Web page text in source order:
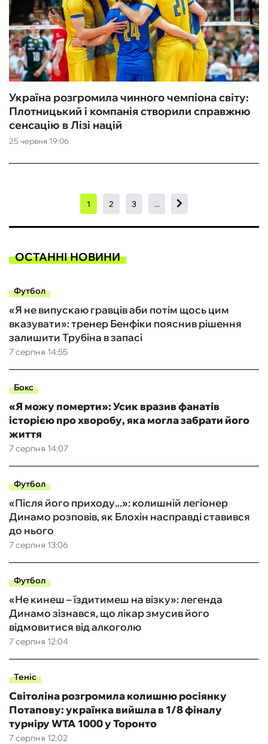
25 червня 19:06
Україна розгромила чинного чемпіона світу:
Плотницький і компанія створили справжню
сенсацію в Лізі націй
1 2 3 ...
ОСТАННІ НОВИНИ
Футбол
7 серпня 14:55
«Я не випускаю гравців аби потім щось цим
вказувати»: тренер Бенфіки пояснив рішення
залишити Трубіна в запасі
Бокс
7 серпня 14:07
«Я можу померти»: Усик вразив фанатів
історією про хворобу, яка могла забрати його
життя
Футбол
7 серпня 13:06
«Після його приходу...»: колишній легіонер
Динамо розповів, як Блохін насправді ставився
до нього
Футбол
7 серпня 12:04
«Не кинеш – їздитимеш на візку»: легенда
Динамо зізнався, що лікар змусив його
відмовитися від алкоголю
Теніс
7 серпня 12:02
Світоліна розгромила колишню росіянку
Потапову: українка вийшла в 1/8 фіналу
турніру WTA 1000 у Торонто